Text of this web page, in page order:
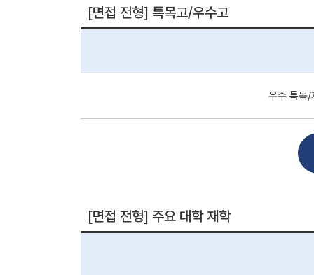
[면접 전형] 특목고/우수고
우수 특목/
[면접 전형] 주요 대학 재학